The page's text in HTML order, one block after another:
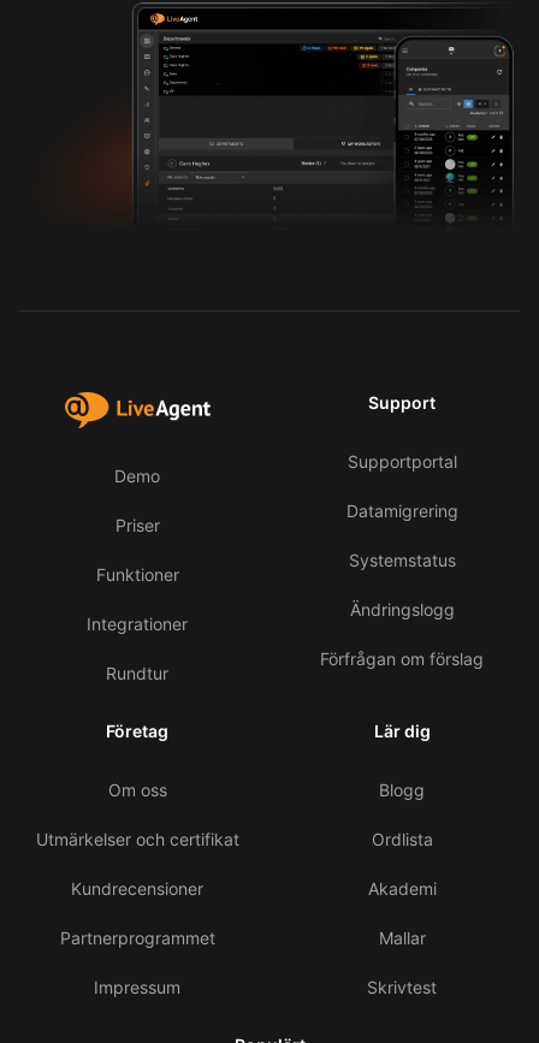
Demo
Priser
Funktioner
Integrationer
Rundtur
Support
Supportportal
Datamigrering
Systemstatus
Ändringslogg
Förfrågan om förslag
Företag
Om oss
Utmärkelser och certifikat
Kundrecensioner
Partnerprogrammet
Impressum
Lär dig
Blogg
Ordlista
Akademi
Mallar
Skrivtest